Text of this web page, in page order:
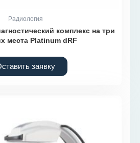
Радиология
комплекс на три
места Platinum dRF
заявку